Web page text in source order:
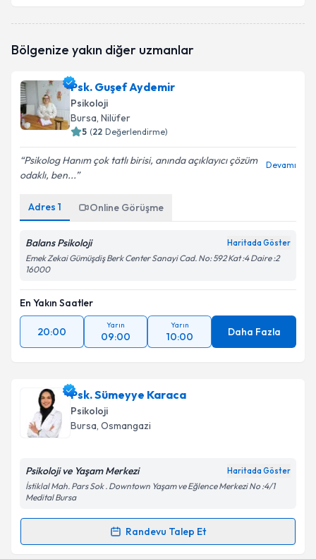
oluşturun. Size bu uzmandan randevu almanız için bir
E-posta Adresiniz
Kişisel verilerimin işlenmesine ilişkinAydınlatma
Metni
Takvim Talebini Gönder
Bölgenize yakın diğer uzmanlar
Psk. Guşef Aydemir
Psikoloji
Bursa, Nilüfer
5 (22 Değerlendirme)
Psikolog Hanım çok tatlı birisi, anında açıklayıcı çözüm
odaklı, ben...
Devamı
Adres 1 Online Görüşme
Balans Psikoloji Haritada Göster
Emek Zekai Gümüşdiş Berk Center Sanayi Cad. No: 592 Kat :4 Daire :2
16000
En Yakın Saatler
20:00
Yarın
09:00
Yarın
10:00 Daha Fazla
Psk. Sümeyye Karaca
Psikoloji
Bursa, Osmangazi
Psikoloji ve Yaşam Merkezi Haritada Göster
İstiklal Mah. Pars Sok . Downtown Yaşam ve Eğlence Merkezi No :4/1
Medital Bursa
Randevu Talep Et
Randevu Takvimi Talebi